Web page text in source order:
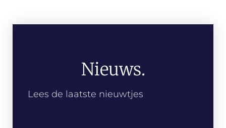
Nieuws.
Lees de laatste nieuwtjes